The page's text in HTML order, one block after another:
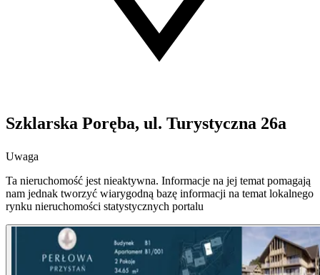
Szklarska Poręba, ul. Turystyczna 26a
Uwaga
Ta nieruchomość jest nieaktywna. Informacje na jej temat pomagają
nam jednak tworzyć wiarygodną bazę informacji na temat lokalnego
rynku nieruchomości statystycznych portalu